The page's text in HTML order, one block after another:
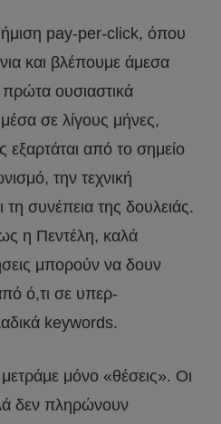
pay-per-click, όπου
και βλέπουμε άμεσα
ουσιαστικά
σε λίγους μήνες,
εξαρτάται από το σημείο
την τεχνική
συνέπεια της δουλειάς.
η Πεντέλη, καλά
μπορούν να δουν
ό,τι σε υπερ-
keywords.
μόνο «θέσεις». Οι
δεν πληρώνουν